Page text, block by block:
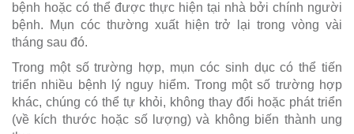
bệnh hoặc có thể được thực hiện tại nhà bởi chính người
bệnh. Mụn cóc thường xuất hiện trở lại trong vòng vài
tháng sau đó.
Trong một số trường hợp, mụn cóc sinh dục có thể tiến
triển nhiều bệnh lý nguy hiểm. Trong một số trường hợp
khác, chúng có thể tự khỏi, không thay đổi hoặc phát triển
(về kích thước hoặc số lượng) và không biến thành ung